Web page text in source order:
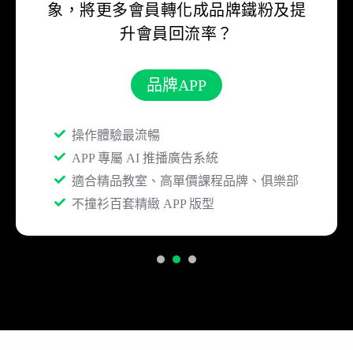
象，將更多會員轉化成品牌鐵粉及提
升會員回流率？
品牌APP
操作體驗最流暢
APP 專屬 AI 推播廣告系統
適合精品教室、高單價課程品牌、俱樂部
不撞衫百套精緻 APP 版型